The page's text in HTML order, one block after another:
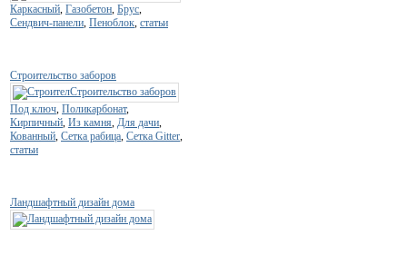
Каркасный Газобетон Брус
Сендвич-панели Пеноблок статьи
Строительство заборов
Под ключ Поликарбонат,
Кирпичный Из камня Для дачи
Кованный Сетка рабица Сетка Gitter
статьи
Ландшафтный дизайн дома